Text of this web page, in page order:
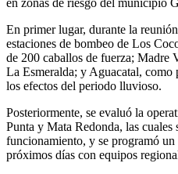
en zonas de riesgo del municipio
En primer lugar, durante la
estaciones de bombeo de Los
de 200 caballos de fuerza; Madre
La Esmeralda; y Aguacatal, como
los efectos del periodo lluvioso.
Posteriormente, se evaluó la
Punta y Mata Redonda, las cuales
funcionamiento, y se programó
próximos días con equipos